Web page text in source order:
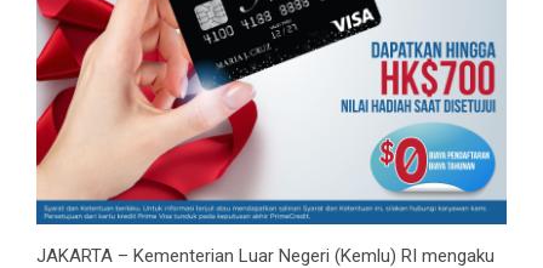
JAKARTA – Kementerian Luar Negeri (Kemlu) RI mengaku